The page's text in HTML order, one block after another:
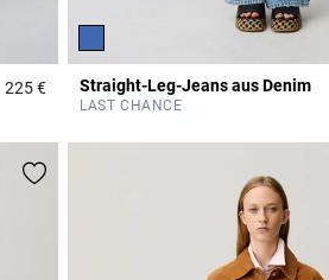
225 €5 out of 5 Customer Rating
Straight-Leg-Jeans aus Denim
LAST CHANCE